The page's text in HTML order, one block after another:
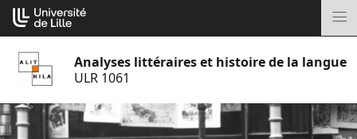
Aller
au
Analyses littéraires et histoire de la langue
ULR 1061
Cookies management panel